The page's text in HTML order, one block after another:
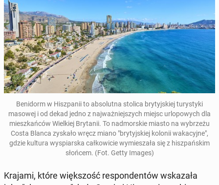
Be­ni­dorm w Hisz­pa­nii to ab­so­lut­na stolica bry­tyj­skiej tu­ry­sty­ki
masowej i od dekad jedno z naj­waż­niej­szych miejsc urlo­po­wych dla
miesz­kań­ców Wiel­kiej Bry­ta­nii. To nad­mor­skie miasto na wy­brze­żu
Costa Blanca zyskało wręcz miano "bry­tyj­skiej kolonii wa­ka­cyj­ne",
gdzie kultura wy­spiar­ska cał­ko­wi­cie wy­mie­sza­ła się z hisz­pań­skim
słońcem. (Fot. Getty Images)
Krajami, które więk­szość re­spon­den­tów wska­za­ła